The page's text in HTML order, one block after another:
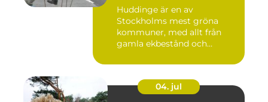
Huddinge är en av
Stockholms mest gröna
kommuner, med allt från
gamla ekbestånd och
04. jul